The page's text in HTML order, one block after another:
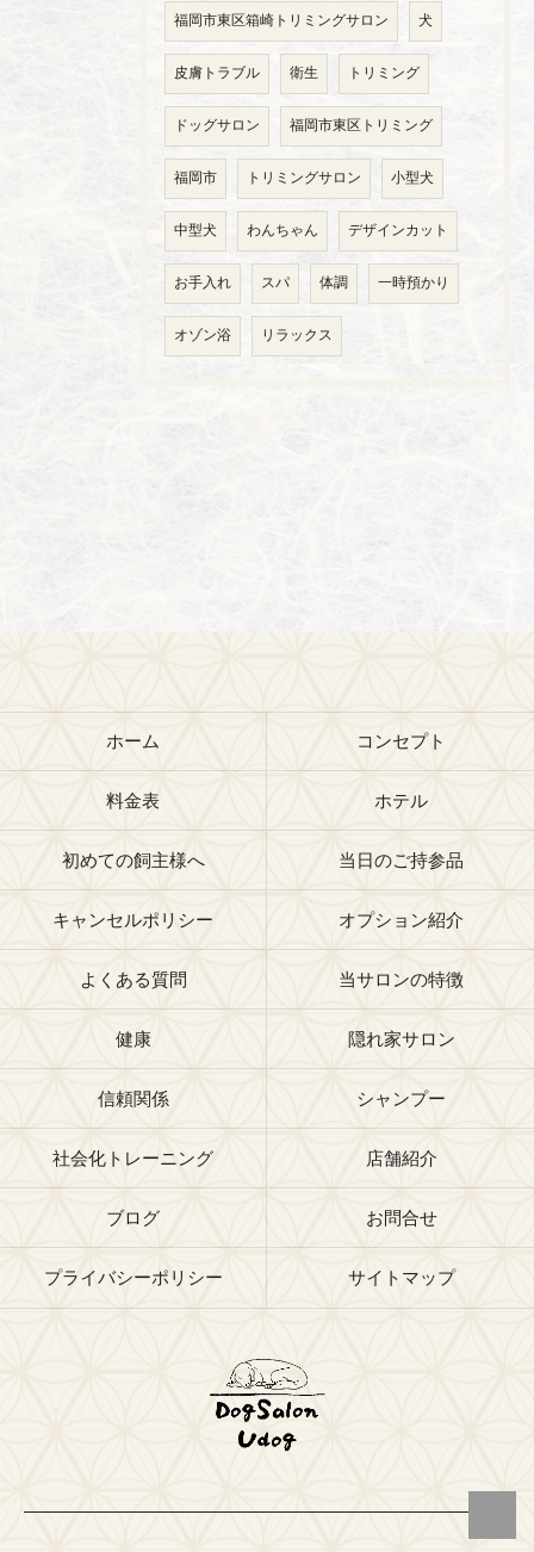
福岡市東区箱崎トリミングサロン 犬
皮膚トラブル 衛生 トリミング
ドッグサロン 福岡市東区トリミング
福岡市 トリミングサロン 小型犬
中型犬 わんちゃん デザインカット
お手入れ スパ 体調 一時預かり
オゾン浴 リラックス
ホーム コンセプト
料金表 ホテル
初めての飼主様へ 当日のご持参品
キャンセルポリシー オプション紹介
よくある質問 当サロンの特徴
健康 隠れ家サロン
信頼関係 シャンプー
社会化トレーニング 店舗紹介
ブログ お問合せ
プライバシーポリシー サイトマップ